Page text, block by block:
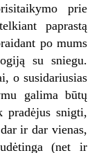
prie
paprastą
po mums
su sniegu.
o susidariusias
galima būtų
snigti,
ir dar vienas,
(net ir